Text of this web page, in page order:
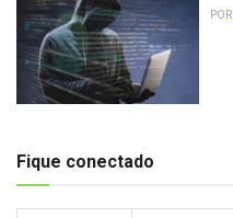
POR
Fique conectado